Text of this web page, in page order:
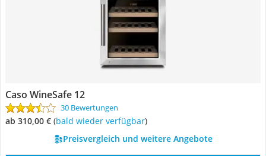
Caso WineSafe 12
30 Bewertungen
ab 310,00 € ( Bald wieder verfügbar)
Preisvergleich und weitere Angebote